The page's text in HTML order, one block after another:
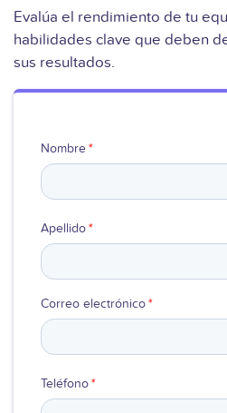
Evalúa el rendimiento de tu
habilidades clave que deben
sus resultados.
Nombre*
Apellido*
Correo electrónico*
Teléfono*